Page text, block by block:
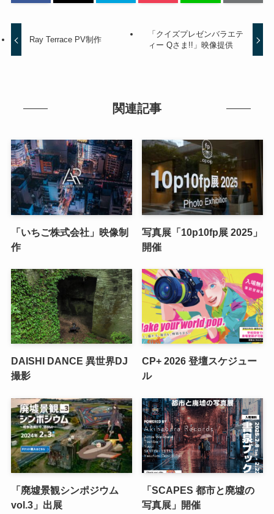
Ray Terrace PV制作
「クイズプレゼンバラエテ
ィー Qさま!!」映像提供
関連記事
「いちご株式会社」映像制
作
写真展「10p10fp展 2025」
開催
DAISHI DANCE 異世界DJ
撮影
CP+ 2026 登壇スケジュー
ル
「廃墟景観シンポジウム
vol.3」出展
「SCAPES 都市と廃墟の
写真展」開催